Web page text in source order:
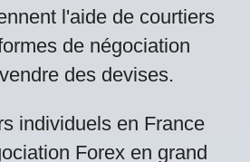
l'aide de courtiers
de négociation
des devises.
individuels en France
Forex en grand